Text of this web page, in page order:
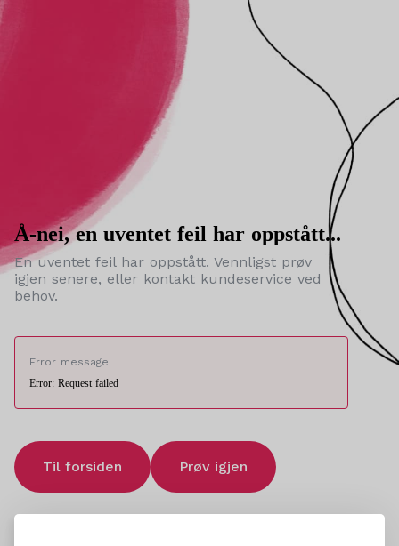
Å-nei, en uventet feil har oppstått...
En uventet feil har oppstått. Vennligst prøv
igjen senere, eller kontakt kundeservice ved
behov.
Error message:
Error: Request failed
Til forsiden Prøv igjen